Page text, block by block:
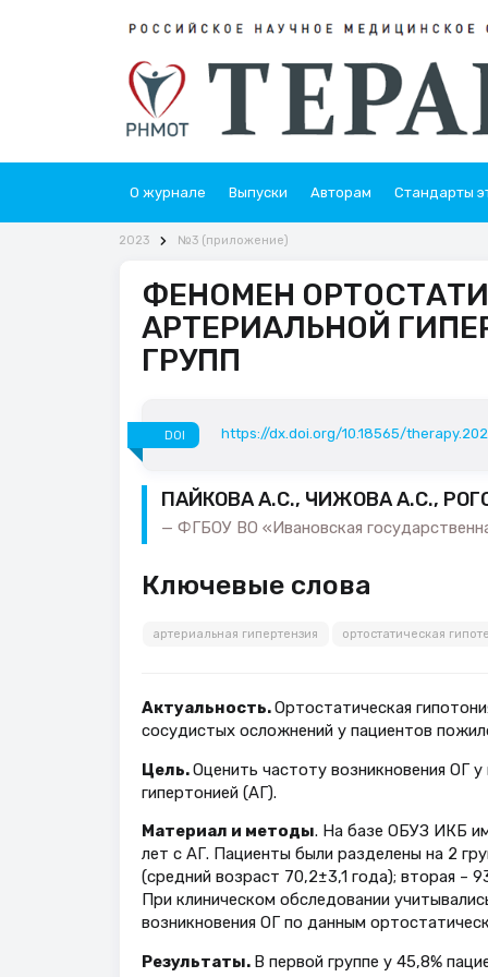
О журнале Выпуски Авторам Стандарты
2023 №3 (приложение)
ФЕНОМЕН
АРТЕРИАЛЬНОЙ
ГРУПП
DOI https://dx.doi.org/10.18565/
ПАЙКОВА А.С., ЧИЖОВА А.С.,
ФГБОУ ВО «Ивановская
Ключевые слова
артериальная гипертензия ортостатическая
Актуальность.Ортостатическая
сосудистых осложнений у пациентов
Цель.Оценить частоту возникновения ОГ
гипертонией (АГ).
Материал и методы. На базе ОБУЗ ИКБ
лет с АГ. Пациенты были разделены на 2
(средний возраст 70,2±3,1 года); вторая –
При клиническом обследовании
возникновения ОГ по данным
Результаты. В первой группе у 45,8%